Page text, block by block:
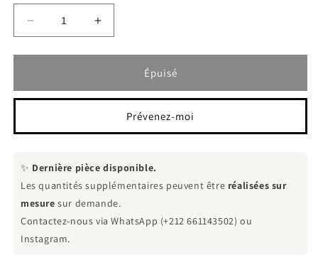
Réduire
la
quantité
de
Décoratifs
et
Métallisé
Augmenter
la
quantité
de
Coussins
Décoratifs
et
Métallisé
Épuisé
Prévenez-moi
✨ Dernière pièce disponible.
Les quantités supplémentaires peuvent être réalisées sur
mesure sur demande.
Contactez-nous via WhatsApp (+212 661143502) ou
Instagram.